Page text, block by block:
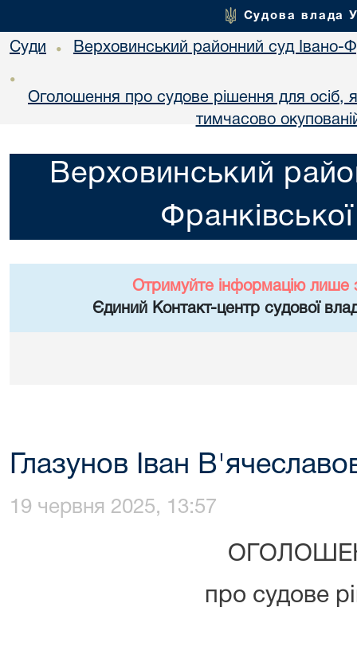
Судова влада
Суди • Верховинський районний суд Івано-
•
Оголошення про судове рішення для осіб,
тимчасово
Верховинський
Отримуйте інформацію лише
Єдиний Контакт-центр судової
Глазунов Іван
19 червня 2025, 13:57
про судове